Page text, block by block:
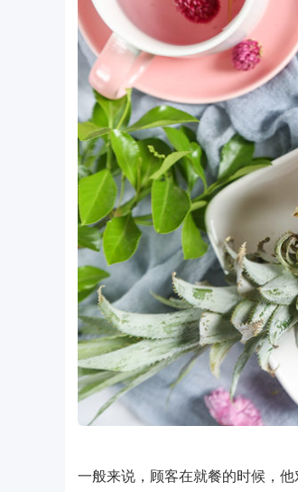
一般来说，顾客在就餐的时候，